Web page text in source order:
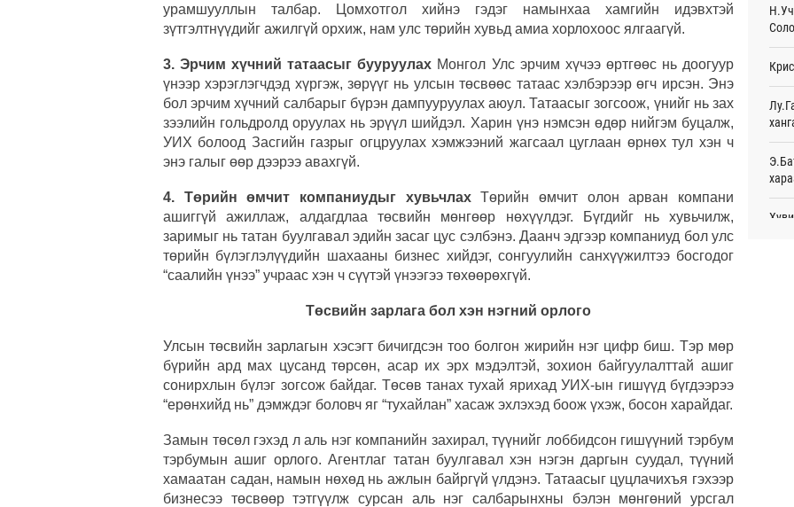
урамшууллын талбар. Цомхотгол хийнэ гэдэг намынхаа хамгийн идэвхтэй
зүтгэлтнүүдийг ажилгүй орхиж, нам улс төрийн хувьд амиа хорлохоос ялгаагүй.
3. Эрчим хүчний татаасыг бууруулах Монгол Улс эрчим хүчээ өртгөөс нь доогуур
үнээр хэрэглэгчдэд хүргэж, зөрүүг нь улсын төсвөөс татаас хэлбэрээр өгч ирсэн. Энэ
бол эрчим хүчний салбарыг бүрэн дампууруулах аюул. Татаасыг зогсоож, үнийг нь зах
зээлийн гольдролд оруулах нь эрүүл шийдэл. Харин үнэ нэмсэн өдөр нийгэм буцалж,
УИХ болоод Засгийн газрыг огцруулах хэмжээний жагсаал цуглаан өрнөх тул хэн ч
энэ галыг өөр дээрээ авахгүй.
4. Төрийн өмчит компаниудыг хувьчлахТөрийн өмчит олон арван компани
ашиггүй ажиллаж, алдагдлаа төсвийн мөнгөөр нөхүүлдэг. Бүгдийг нь хувьчилж,
заримыг нь татан буулгавал эдийн засаг цус сэлбэнэ. Даанч эдгээр компаниуд бол улс
төрийн бүлэглэлүүдийн шахааны бизнес хийдэг, сонгуулийн санхүүжилтээ босгодог
“саалийн үнээ” учраас хэн ч сүүтэй үнээгээ төхөөрөхгүй.
Төсвийн зарлага бол хэн нэгний орлого
Улсын төсвийн зарлагын хэсэгт бичигдсэн тоо болгон жирийн нэг цифр биш. Тэр мөр
бүрийн ард мах цусанд төрсөн, асар их эрх мэдэлтэй, зохион байгуулалттай ашиг
сонирхлын бүлэг зогсож байдаг. Төсөв танах тухай ярихад УИХ-ын гишүүд бүгдээрээ
“ерөнхийд нь” дэмждэг боловч яг “тухайлан” хасаж эхлэхэд боож үхэж, босон харайдаг.
Замын төсөл гэхэд л аль нэг компанийн захирал, түүнийг лоббидсон гишүүний тэрбум
тэрбумын ашиг орлого. Агентлаг татан буулгавал хэн нэгэн даргын суудал, түүний
хамаатан садан, намын нөхөд нь ажлын байргүй үлдэнэ. Татаасыг цуцлачихъя гэхээр
бизнесээ төсвөөр тэтгүүлж сурсан аль нэг салбарынхны бэлэн мөнгөний урсгал